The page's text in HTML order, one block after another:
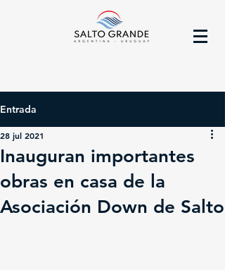
Entrada
Inauguran importantes
obras en casa de la
Asociación Down de Salto
28 jul 2021